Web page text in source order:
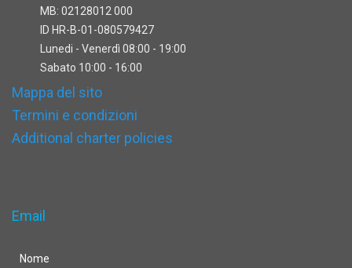
MB: 02128012 000
ID HR-B-01-080579427
Lunedi - Venerdì 08:00 - 19:00
Sabato 10:00 - 16:00
Mappa del sito
Termini e condizioni
Additional charter policies
Email